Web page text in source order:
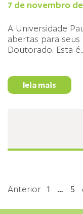
7 de novembro
A Universidade
abertas para
Doutorado. Esta é
leia mais
Anterior 1 … 5